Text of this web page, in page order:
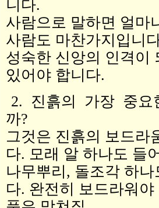
니다.
사람으로 말하면 얼마
사람도 마찬가지입니
성숙한 신앙의 인격이
있어야 합니다.
2. 진흙의 가장 중요
까?
그것은 진흙의 보드라
다. 모래 알 하나도 들
나무뿌리, 돌조각 하
다. 완전히 보드라워